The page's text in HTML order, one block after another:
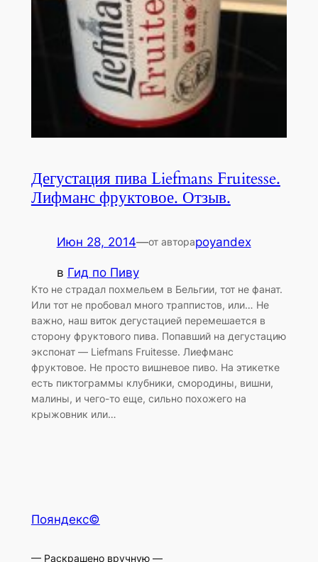
Дегустация пива Liefmans Fruitesse.
Лифманс фруктовое. Отзыв.
Июн 28, 2014—от автораpoyandex
в Гид по Пиву
Кто не страдал похмельем в Бельгии, тот не фанат.
Или тот не пробовал много траппистов, или… Не
важно, наш виток дегустацией перемешается в
сторону фруктового пива. Попавший на дегустацию
экспонат — Liefmans Fruitesse. Лиефманс
фруктовое. Не просто вишневое пиво. На этикетке
есть пиктограммы клубники, смородины, вишни,
малины, и чего-то еще, сильно похожего на
крыжовник или…
Пояндекс©
— Раскрашено вручную —